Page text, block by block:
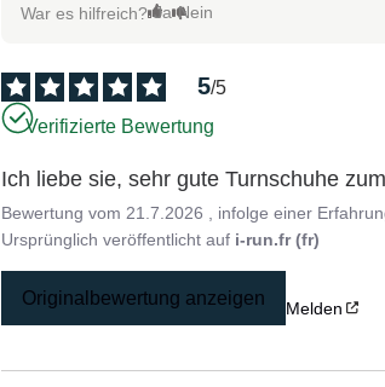
War es hilfreich? Ja Nein
5/5
Verifizierte Bewertung
Ich liebe sie, sehr gute Turnschuhe
Bewertung vom 21.7.2026 , infolge einer
Ursprünglich veröffentlicht auf i-run.fr (fr)
Originalbewertung anzeigen Melden